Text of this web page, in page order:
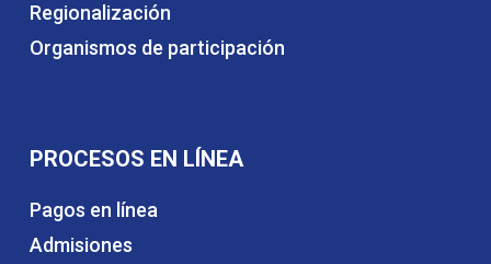
Regionalización
Organismos de participación
PROCESOS EN LÍNEA
Pagos en línea
Admisiones